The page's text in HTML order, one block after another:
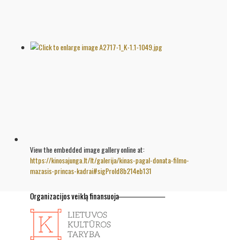
View the embedded image gallery online at:
https://kinosajunga.lt/lt/galerija/kinas-pagal-donata-filmo-
mazasis-princas-kadrai#sigProId8b214eb131
Organizacijos veiklą finansuoja